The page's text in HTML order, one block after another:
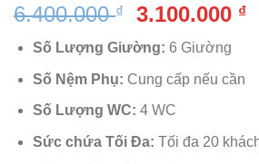
6.400.000₫
Giá
gốc
là:
6.400.000 ₫.
3.100.000 ₫
Số Lượng Giường: 6 Giường
Số Nệm Phụ: Cung cấp nếu cần
Số Lượng WC: 4 WC
Sức chứa Tối Đa: Tối đa 20